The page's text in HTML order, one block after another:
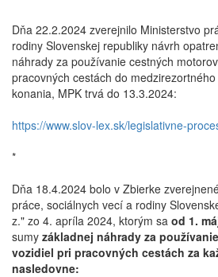
Dňa 22.2.2024 zverejnilo Ministerstvo
rodiny Slovenskej republiky návrh
náhrady za používanie cestných
pracovných cestách do
konania, MPK trvá do 13.3.2024:
https://www.slov-lex.sk/legislativne-
*
Dňa 18.4.2024 bolo v Zbierke
práce, sociálnych vecí a rodiny
z." zo 4. apríla 2024, ktorým sa od 1.
sumy základnej náhrady za
vozidiel pri pracovných cestách za
nasledovne: